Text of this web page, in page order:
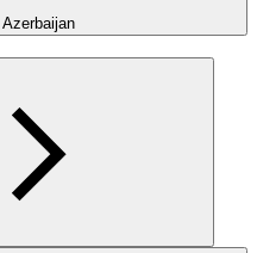
Azerbaijan